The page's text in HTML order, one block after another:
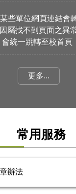
些單位網頁連結會
屬找不到頁面之異
統一跳轉至校首頁
更多...
常用服務
辦法